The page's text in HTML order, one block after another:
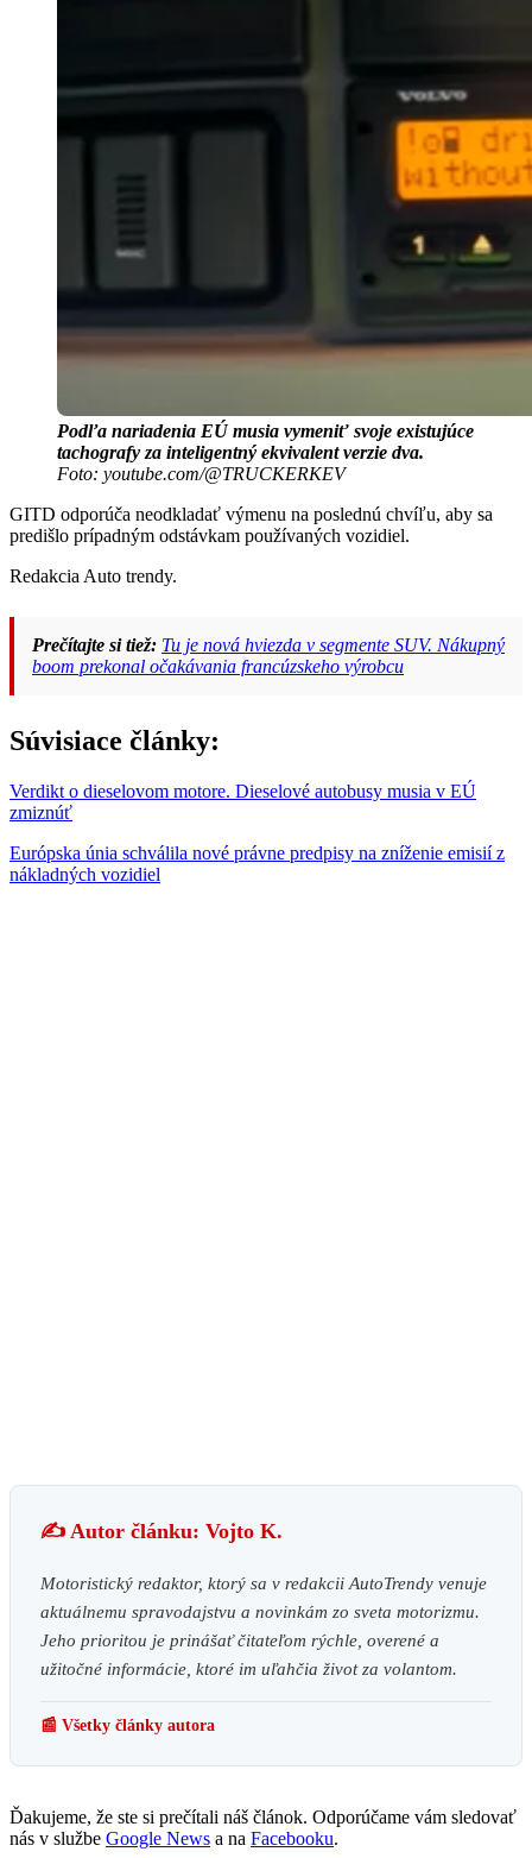
Podľa nariadenia EÚ musia vymeniť svoje existujúce
tachografy za inteligentný ekvivalent verzie dva.
Foto: youtube.com/@TRUCKERKEV
GITD odporúča neodkladať výmenu na poslednú chvíľu, aby sa
predišlo prípadným odstávkam používaných vozidiel.
Redakcia Auto trendy.
Prečítajte si tiež: Tu je nová hviezda v segmente SUV. Nákupný
boom prekonal očakávania francúzskeho výrobcu
Súvisiace články:
Verdikt o dieselovom motore. Dieselové autobusy musia v EÚ
zmiznúť
Európska únia schválila nové právne predpisy na zníženie emisií z
nákladných vozidiel
✍️ Autor článku: Vojto K.
Motoristický redaktor, ktorý sa v redakcii AutoTrendy venuje
aktuálnemu spravodajstvu a novinkám zo sveta motorizmu.
Jeho prioritou je prinášať čitateľom rýchle, overené a
užitočné informácie, ktoré im uľahčia život za volantom.
📰 Všetky články autora
Ďakujeme, že ste si prečítali náš článok. Odporúčame vám sledovať
nás v službe Google News a na Facebooku.